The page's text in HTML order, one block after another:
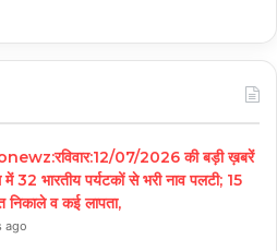
07/2026 की बड़ी ख़बरें
में 32 भारतीय पर्यटकों से भरी नाव पलटी; 15
निकाले व कई लापता,
ago